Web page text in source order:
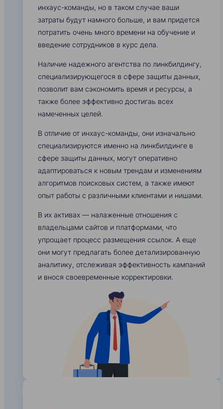
инхаус-команды, но в таком случае ваши
затраты будут намного больше, и вам придется
потратить очень много времени на обучение и
введение сотрудников в курс дела.
Наличие надежного агентства по линкбилдингу,
специализирующегося в сфере защиты данных,
позволит вам сэкономить время и ресурсы, а
также более эффективно достигаь всех
намеченных целей.
В отличие от инхаус-команды, они изначально
специализируются именно на линкбилдинге в
сфере защиты данных, могут оперативно
адаптироваться к новым трендам и изменениям
алгоритмов поисковых систем, а также имеют
опыт работы с различными клиентами и нишами.
В их активах — налаженные отношения с
владельцами сайтов и платформами, что
упрощает процесс размещения ссылок. А еще
они могут предлагать более детализированную
аналитику, отслеживая эффективность кампаний
и внося своевременные корректировки.